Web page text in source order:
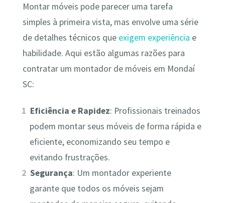
Montar móveis pode parecer uma tarefa
simples à primeira vista, mas envolve uma série
de detalhes técnicos que exigem experiência e
habilidade. Aqui estão algumas razões para
contratar um montador de móveis em Mondaí
SC:
Eficiência e Rapidez: Profissionais treinados
podem montar seus móveis de forma rápida e
eficiente, economizando seu tempo e
evitando frustrações.
Segurança: Um montador experiente
garante que todos os móveis sejam